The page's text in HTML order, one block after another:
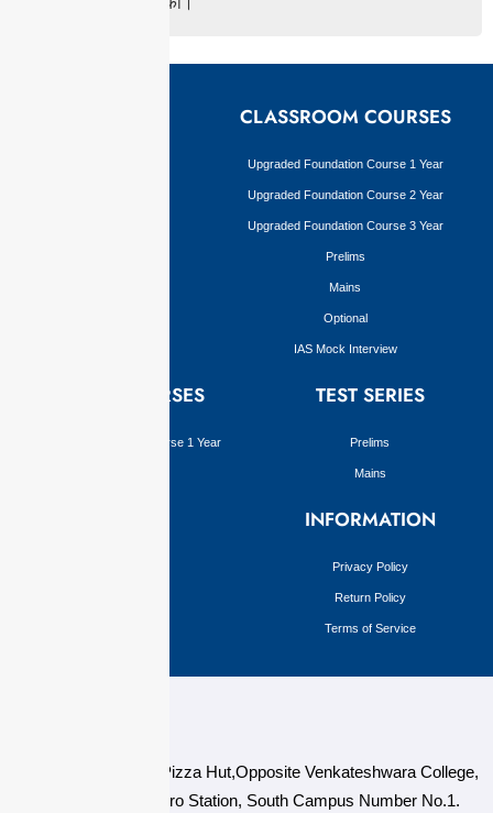
CLASSROOM COURSES
Upgraded Foundation Course 1 Year
Upgraded Foundation Course 2 Year
Upgraded Foundation Course 3 Year
Prelims
Mains
Optional
IAS Mock Interview
ONLINE COURSES
Upgraded Foundation Course 1 Year
TEST SERIES
Prelims
Mains
INFORMATION
Privacy Policy
Return Policy
Terms of Service
124,3rd floor, above Pizza Hut,Opposite Venkateshwara College,
Near Durgabai Metro Station, South Campus Number No.1.